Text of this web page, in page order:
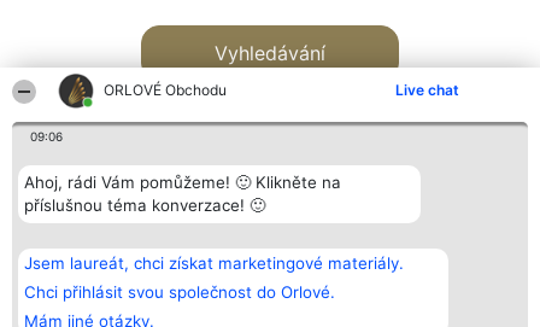
ORLOVÉ Obchodu Live chat
09:06
Ahoj, rádi Vám pomůžeme! 🙂 Klikněte na
příslušnou téma konverzace! 🙂
Jsem laureát, chci získat marketingové materiály.
Chci přihlásit svou společnost do Orlové.
Mám jiné otázky.
Vyhledávání
Bright Side Solutions sp. z o.
o. sp. k.
ul. Ruska 22
Wrocław 50-079
KRS 0000749100 | Regon
Vítězové
Seznam všech
laureátů
Zásady
Kontakt